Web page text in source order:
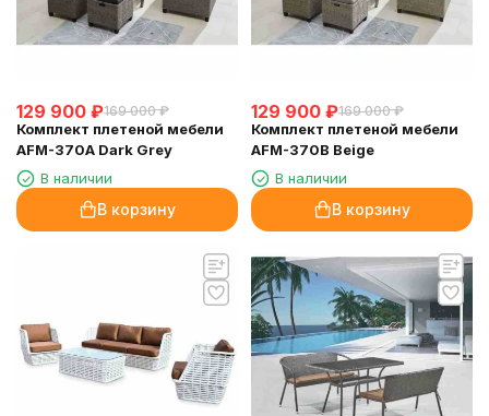
129 900 ₽169 000 ₽
Комплект плетеной мебели
AFM-370A Dark Grey
В наличии
В корзину
129 900 ₽169 000 ₽
Комплект плетеной мебели
AFM-370B Beige
В наличии
В корзину